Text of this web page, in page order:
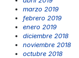
marzo 2019
febrero 2019
enero 2019
diciembre 2018
noviembre 2018
octubre 2018